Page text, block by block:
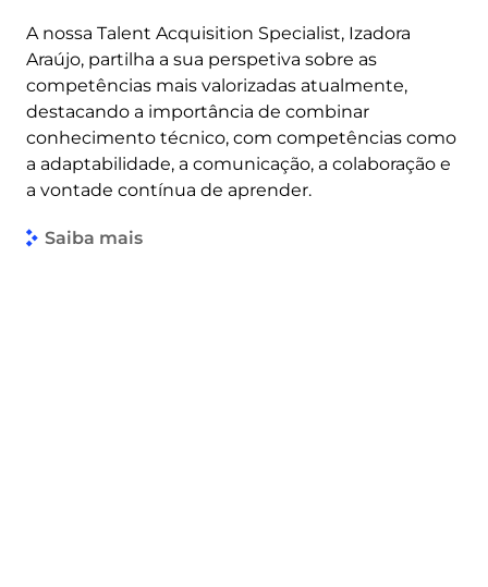
A nossa Talent Acquisition Specialist, Izadora
Araújo, partilha a sua perspetiva sobre as
competências mais valorizadas atualmente,
destacando a importância de combinar
conhecimento técnico, com competências como
a adaptabilidade, a comunicação, a colaboração e
a vontade contínua de aprender.
Saiba mais